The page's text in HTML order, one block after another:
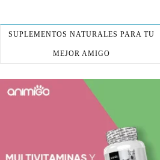
SUPLEMENTOS NATURALES PARA TU
MEJOR AMIGO